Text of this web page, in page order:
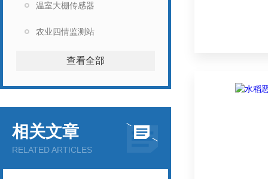
温室大棚传感器
农业四情监测站
查看全部
相关文章
RELATED ARTICLES